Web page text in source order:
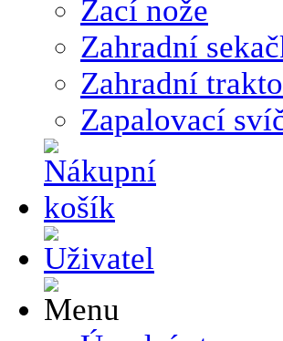
Žací nože
Zahradní
Zahradní
Zapalovací